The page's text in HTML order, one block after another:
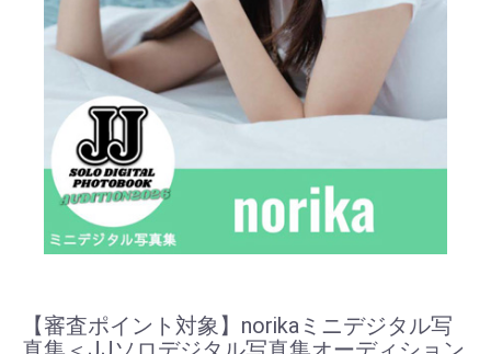
【審査ポイント対象】norikaミニデジタル写